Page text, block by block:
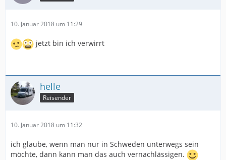
10. Januar 2018 um 11:29
jetzt bin ich verwirrt
helle
Reisender
10. Januar 2018 um 11:32
ich glaube, wenn man nur in Schweden unterwegs sein
möchte, dann kann man das auch vernachlässigen.